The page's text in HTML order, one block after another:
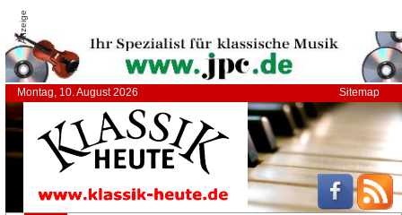
Anzeige
Montag, 10. August 2026 Sitemap